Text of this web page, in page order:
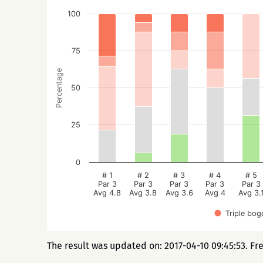
Percentage
Triple
# 1
Par 3
Avg 4.8
# 2
Par 3
Avg 3.8
# 3
Par 3
Avg 3.6
# 4
Par 3
Avg 4
# 5
Par 3
Avg
0
25
50
75
100
The result was updated on: 2017-04-10 09:45:53.